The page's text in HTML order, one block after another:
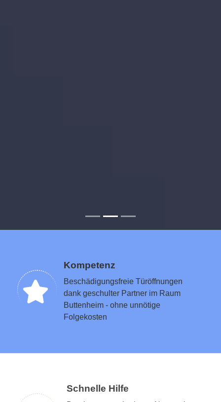
Kompetenz
Beschädigungsfreie Türöffnungen
dank geschulter Partner im Raum
Buttenheim - ohne unnötige
Folgekosten
Schnelle Hilfe